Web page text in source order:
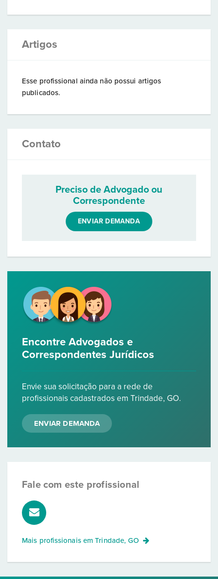
Artigos
Esse profissional ainda não possui artigos
publicados.
Contato
Preciso de Advogado ou
Correspondente
ENVIAR DEMANDA
Encontre Advogados e
Correspondentes Jurídicos
Envie sua solicitação para a rede de
profissionais cadastrados em Trindade, GO.
ENVIAR DEMANDA
Fale com este profissional
Mais profissionais emTrindade, GO